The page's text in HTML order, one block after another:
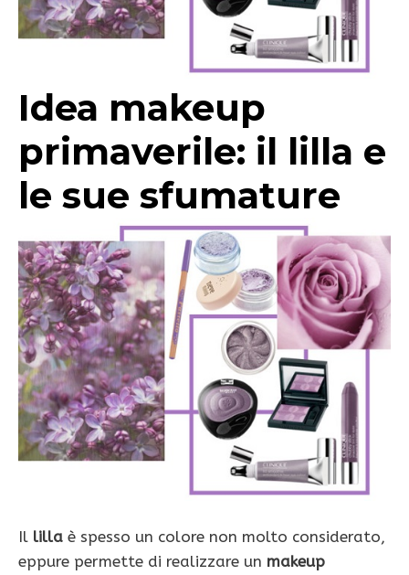
Idea makeup
primaverile: il lilla e
le sue sfumature
Il lilla è spesso un colore non molto considerato,
eppure permette di realizzare un makeup